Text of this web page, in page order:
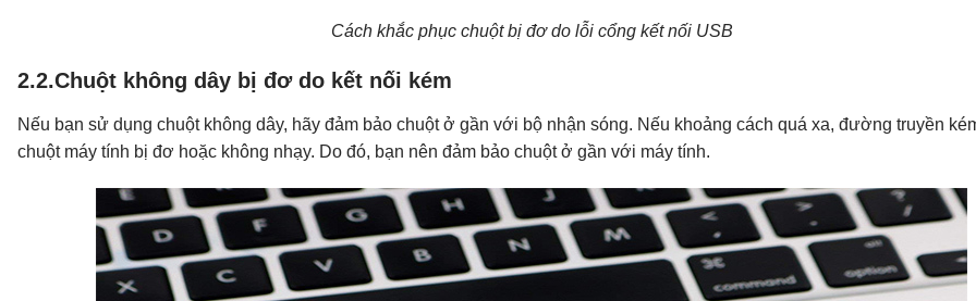
Cách khắc phục chuột bị đơ do lỗi cổng kết nối USB
2.2.Chuột không dây bị đơ do kết nối kém
Nếu bạn sử dụng chuột không dây, hãy đảm bảo chuột ở gần với bộ nhận sóng. Nếu khoảng cách quá xa, đường truyền
chuột máy tính bị đơ hoặc không nhạy. Do đó, bạn nên đảm bảo chuột ở gần với máy tính.